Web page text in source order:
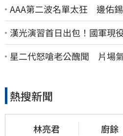
AAA第二波名單太狂 邊佑
漢光演習首日出包！國軍現
撿到零件…軍方說話了
星二代怒嗆老公醜聞 片場
熱搜新聞
林亮君 廚餘